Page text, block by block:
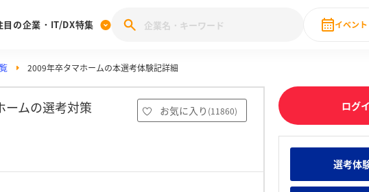
] 本選考体験記投稿キャンペーン
のDX企業就職ブランド調査
みんなの新卒就職人気企業ランキング
目の企業・IT/DX特集
28卒 IT・DX現場社員インタビュー
イベント
2009年卒タマホームの本選考体験記詳細
ームの選考対策
お気に入り (11860) ログ
選考体